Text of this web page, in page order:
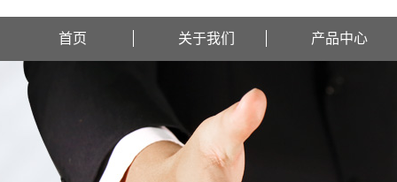
首页 关于我们 产品中心